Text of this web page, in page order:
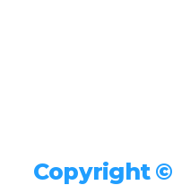
Copyright ©